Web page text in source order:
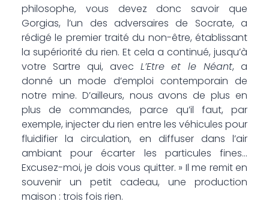
philosophe, vous devez donc savoir que
Gorgias, l’un des adversaires de Socrate, a
rédigé le premier traité du non-être, établissant
la supériorité du rien. Et cela a continué, jusqu’à
votre Sartre qui, avec L’Etre et le Néant, a
donné un mode d’emploi contemporain de
notre mine. D’ailleurs, nous avons de plus en
plus de commandes, parce qu’il faut, par
exemple, injecter du rien entre les véhicules pour
fluidifier la circulation, en diffuser dans l’air
ambiant pour écarter les particules fines…
Excusez-moi, je dois vous quitter. » Il me remit en
souvenir un petit cadeau, une production
maison : trois fois rien.